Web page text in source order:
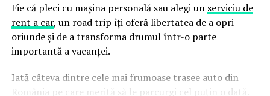
Mai mult, toate regulile unui make-up reușit, ne spun că
ceea ce folosești pentru uniformizarea fondului de ten
poate fi aspectul cel mai important pentru un rezultat
perfect. Din acest motiv, cu ajutorul produselor de aici
vei avea ocazia să descoperi o nouă soluție pentru tine și
pentru nevoile tale, care mai mult ca sigur, te va cuceri
Fie că pleci cu mașina personală sau alegi un serviciu de
rent a car, un road trip îți oferă libertatea de a opri
oriunde și de a transforma drumul într-o parte
importantă a vacanței.
Iată câteva dintre cele mai frumoase trasee auto din
România pe care merită să le parcurgi cel puțin o dată.